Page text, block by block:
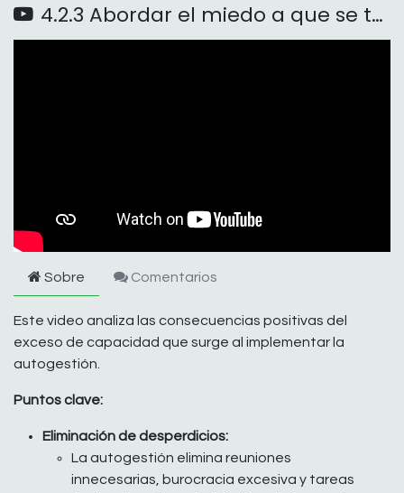
4.2.3 Abordar el miedo a que se trabaje menos
Sobre Comentarios
Este video analiza las consecuencias positivas del
exceso de capacidad que surge al implementar la
autogestión.
Puntos clave:
Eliminación de desperdicios:
La autogestión elimina reuniones
innecesarias, burocracia excesiva y tareas